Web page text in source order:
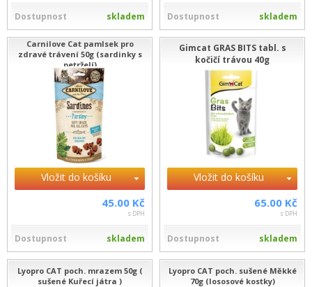
Dostupnost skladem Dostupnost skladem
Carnilove Cat pamlsek pro
zdravé trávení 50g (sardinky s
petrželí)
Vložit do košíku
45.00 Kč
s DPH
Dostupnost skladem
Gimcat GRAS BITS tabl. s
kočičí trávou 40g
Vložit do košíku
65.00 Kč
s DPH
Dostupnost skladem
Lyopro CAT poch. mrazem 50g (
sušené Kuřecí játra )
Lyopro CAT poch. sušené Měkké
70g (lososové kostky)